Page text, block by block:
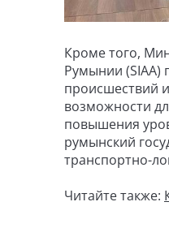
Кроме того,
Румынии (SIAA)
происшествий
возможности
повышения
румынский
транспортно-
Читайте также: